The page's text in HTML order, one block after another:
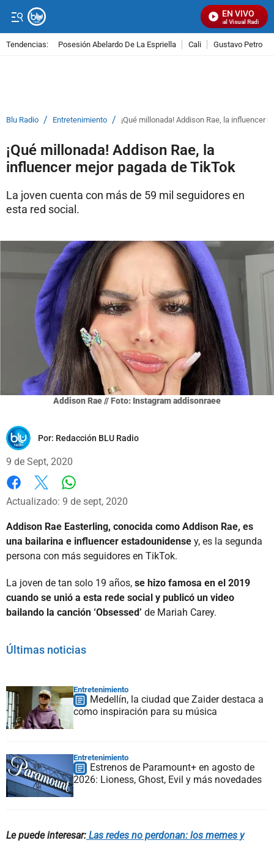
EN VIVO
Señal Visual Radio
Tendencias: Posesión Abelardo De La Espriella Cali Gustavo Petro
Blu Radio / Entretenimiento / ¡Qué millonada! Addison Rae, la influencer
¡Qué millonada! Addison Rae, la
influencer mejor pagada de TikTok
La joven cuenta con más de 59 mil seguidores en
esta red social.
Addison Rae // Foto: Instagram addisonraee
Por: Redacción BLU Radio
9 de Sept, 2020
Facebook
X
Actualizado: 9 de sept, 2020
Addison Rae Easterling, conocida como Addison Rae, es
una bailarina e influencer estadounidense y, es la segunda
persona con más seguidores en TikTok.
La joven de tan solo 19 años, se hizo famosa en el 2019
cuando se unió a esta rede social y publicó un video
bailando la canción ‘Obsessed’ de Mariah Carey.
Últimas noticias
Entretenimiento
Medellín, la ciudad que Zaider destaca a
como inspiración para su música
Entretenimiento
Estrenos de Paramount+ en agosto de
2026: Lioness, Ghost, Evil y más novedades
Le puede interesar: Las redes no perdonan: los memes y